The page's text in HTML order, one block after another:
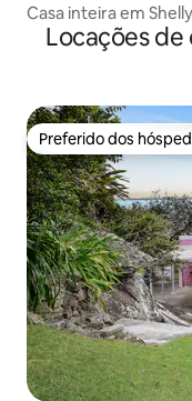
Casa inteira em
Locações de
Preferido dos
Preferido dos